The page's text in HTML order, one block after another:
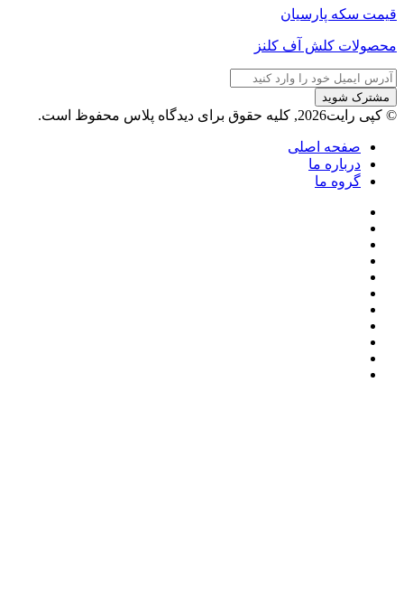
قیمت سکه پارسیان
محصولات کلش آف کلنز
آدرس
ایمیل
خود
وارد
کنید
© کپی رایت2026, کلیه حقوق برای دیدگاه پلاس محفوظ است.
صفحه اصلی
درباره ما
گروه ما